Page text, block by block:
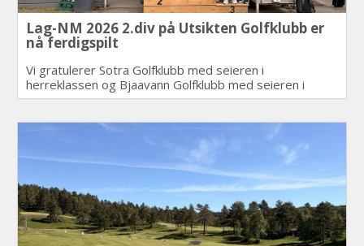
Lag-NM 2026 2.div på Utsikten Golfklubb er
nå ferdigspilt
Vi gratulerer Sotra Golfklubb med seieren i
herreklassen og Bjaavann Golfklubb med seieren i
dameklassen. Vi vil rette en stor takk til alle som stilte
oppgavene underveis.